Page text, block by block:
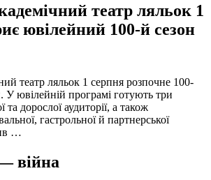
театр ляльок 1
ювілейний 100-й сезон
театр ляльок 1 серпня розпочне 100-
У ювілейній програмі готують три
та дорослої аудиторії, а також
гастрольної й партнерської
…
війна